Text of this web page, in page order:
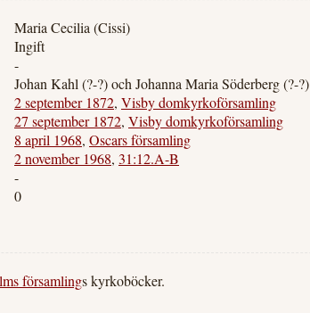
Maria Cecilia (Cissi)
Ingift
-
Johan Kahl (?-?) och Johanna Maria Söderberg (?-?)
2 september 1872, Visby domkyrkoförsamling
27 september 1872, Visby domkyrkoförsamling
8 april 1968, Oscars församling
2 november 1968, 31:12.A-B
-
0
församlings kyrkoböcker.